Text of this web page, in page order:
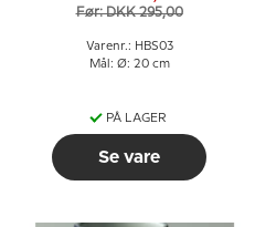
Før: DKK 295,00
Varenr.: HBS03
Mål: Ø: 20 cm
PÅ LAGER
Se vare